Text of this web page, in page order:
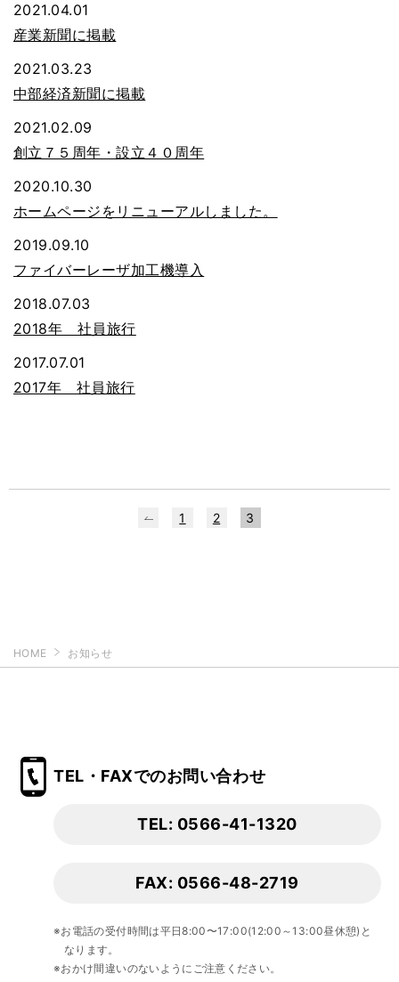
2021.04.01
産業新聞に掲載
2021.03.23
中部経済新聞に掲載
2021.02.09
創立７５周年・設立４０周年
2020.10.30
ホームページをリニューアルしました。
2019.09.10
ファイバーレーザ加工機導入
2018.07.03
2018年 社員旅行
2017.07.01
2017年 社員旅行
1 2 3
HOME お知らせ
TEL・FAXでのお問い合わせ
TEL: 0566-41-1320
FAX: 0566-48-2719
※お電話の受付時間は平日8:00〜17:00(12:00～13:00昼休憩)と
なります。
※おかけ間違いのないようにご注意ください。